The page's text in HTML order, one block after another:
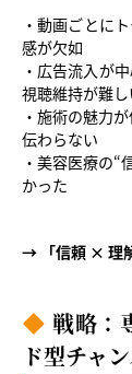
・動画ごとに
感が欠如
・広告流入が
視聴維持が難
・施術の魅力
伝わらない
・美容医療の“
かった
→ 「信頼 × 理
戦略：
ド型チャ